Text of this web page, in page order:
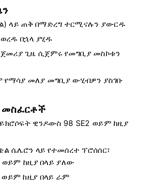
ላይ ጠቅ በማድረግ ተርሚናሉን ያውርዱ
በኋላ ያሂዱ
ጊዜ ሲጀምሩ የመግቢያ መስኮቱን
የማሳያ መለያ መግቢያ ውሂብዎን ያስገቡ
መስፈርቶች
ዊንዶውስ 98 SE2 ወይም ከዚያ
ሴሌሮን ላይ የተመሰረተ ፕሮሰሰር፣
ወይም ከዚያ በላይ ያለው
ከዚያ በላይ ራም